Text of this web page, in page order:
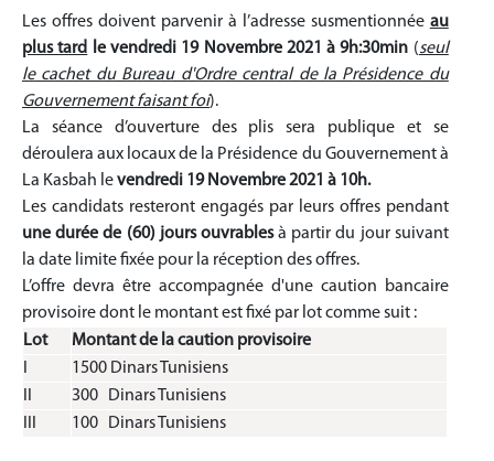
Les offres doivent parvenir à l’adresse susmentionnée au
plus tard
le vendredi 19 Novembre 2021 à 9h:30min (seul
le cachet du Bureau d'Ordre central de la Présidence du
Gouvernement faisant foi).
La séance d’ouverture des plis sera publique et se
déroulera aux locaux de la Présidence du Gouvernement à
La Kasbah levendredi 19 Novembre2021 à 10h.
Les candidats resteront engagés par leurs offres pendant
une durée de (60) jours ouvrablesà partir du jour suivant
la date limite fixée pour la réception des offres.
L’offre devra être accompagnée d'une caution bancaire
provisoire dont le montant est fixé par lot comme suit :
Lot
Montant de la caution provisoire
1500 Dinars Tunisiens
300 Dinars Tunisiens
100 Dinars Tunisiens